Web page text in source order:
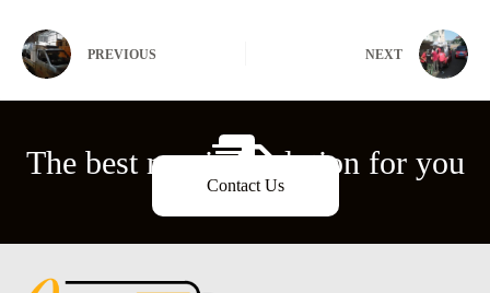
PREVIOUS NEXT
The best moving solution for you
Contact Us